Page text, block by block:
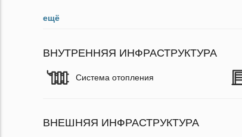
ещё
ВНУТРЕННЯЯ ИНФРАСТРУКТУРА
Система отопления
ВНЕШНЯЯ ИНФРАСТРУКТУРА